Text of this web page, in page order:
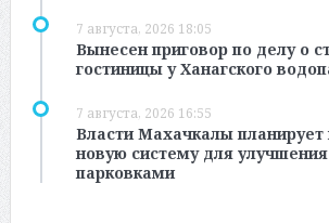
7 августа, 2026 18:05
Вынесен приговор по делу о
гостиницы у Ханагского
7 августа, 2026 16:55
Власти Махачкалы планирует
новую систему для улучшения
парковками